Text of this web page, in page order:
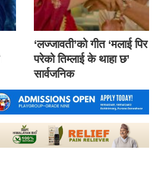
‘लज्जावती’को गीत ‘मलाई पिर
परेको तिम्लाई के थाहा छ’
सार्वजनिक